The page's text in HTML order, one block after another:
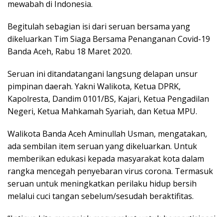
mewabah di Indonesia.
Begitulah sebagian isi dari seruan bersama yang
dikeluarkan Tim Siaga Bersama Penanganan Covid-19
Banda Aceh, Rabu 18 Maret 2020.
Seruan ini ditandatangani langsung delapan unsur
pimpinan daerah. Yakni Walikota, Ketua DPRK,
Kapolresta, Dandim 0101/BS, Kajari, Ketua Pengadilan
Negeri, Ketua Mahkamah Syariah, dan Ketua MPU.
Walikota Banda Aceh Aminullah Usman, mengatakan,
ada sembilan item seruan yang dikeluarkan. Untuk
memberikan edukasi kepada masyarakat kota dalam
rangka mencegah penyebaran virus corona. Termasuk
seruan untuk meningkatkan perilaku hidup bersih
melalui cuci tangan sebelum/sesudah beraktifitas.